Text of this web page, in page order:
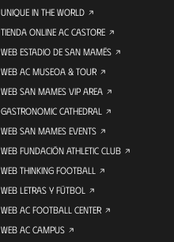
UNIQUE IN THE WORLD
TIENDA ONLINE AC CASTORE
WEB ESTADIO DE SAN MAMÉS
WEB AC MUSEOA & TOUR
WEB SAN MAMES VIP AREA
GASTRONOMIC CATHEDRAL
WEB SAN MAMES EVENTS
WEB FUNDACIÓN ATHLETIC CLUB
WEB THINKING FOOTBALL
WEB LETRAS Y FÚTBOL
WEB AC FOOTBALL CENTER
WEB AC CAMPUS